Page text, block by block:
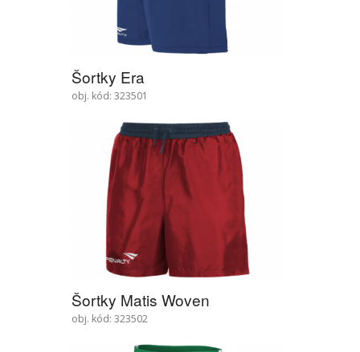
Šortky Era
obj. kód: 323501
Šortky Matis Woven
obj. kód: 323502